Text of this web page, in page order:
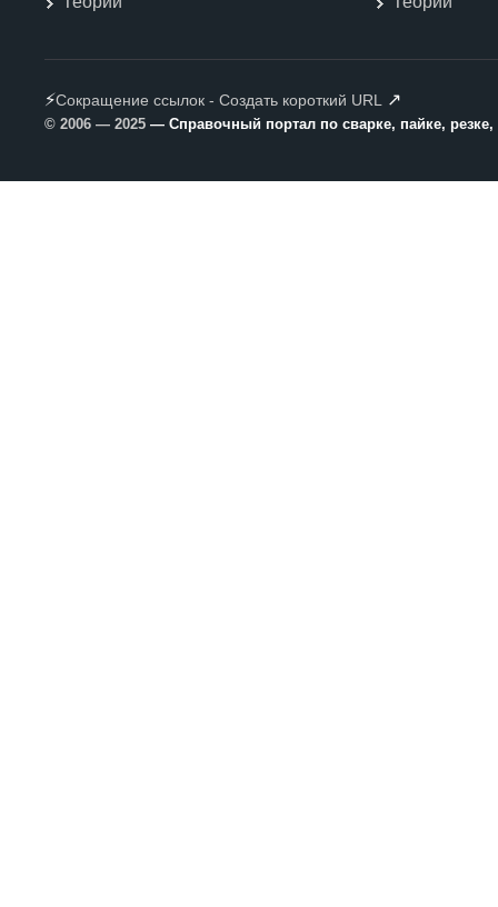
⚡Сокращение ссылок - Создать короткий URL ↗
© 2006 — 2025 — Справочный портал по сварке, пайке,